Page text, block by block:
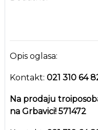
Opis oglasa:
Kontakt: 021 310 64
Na prodaju
na Grbavici! 571472